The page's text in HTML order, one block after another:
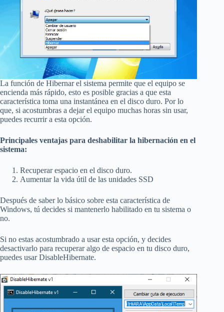
La función de Hibernar el sistema permite que el equipo se
encienda más rápido, esto es posible gracias a que esta
característica toma una instantánea en el disco duro. Por lo
que, si acostumbras a dejar el equipo muchas horas sin usar,
puedes recurrir a esta opción.
Principales ventajas para deshabilitar la hibernación en el
sistema:
Recuperar espacio en el disco duro.
Aumentar la vida útil de las unidades SSD
Después de saber lo básico sobre esta característica de
Windows, tú decides si mantenerlo habilitado en tu sistema o
no.
Si no estas acostumbrado a usar esta opción, y decides
desactivarlo para recuperar algo de espacio en tu disco duro,
puedes usar DisableHibernate.